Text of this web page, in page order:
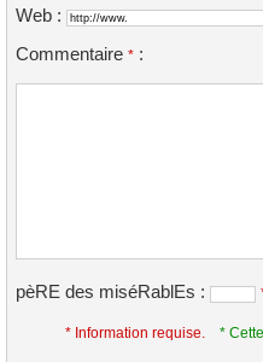
Web :
Commentaire * :
pèRE des miséRablEs :
* Information requise.
*